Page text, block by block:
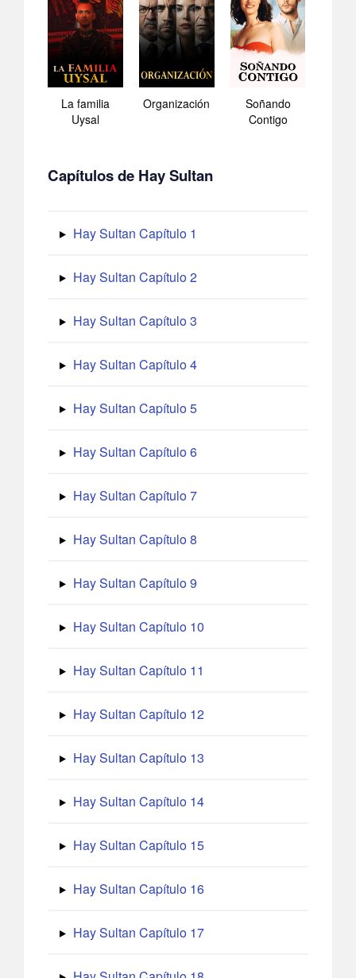
La familia
Uysal
Organización
Soñando
Contigo
Capítulos de Hay Sultan
Hay Sultan Capítulo 1
Hay Sultan Capítulo 2
Hay Sultan Capítulo 3
Hay Sultan Capítulo 4
Hay Sultan Capítulo 5
Hay Sultan Capítulo 6
Hay Sultan Capítulo 7
Hay Sultan Capítulo 8
Hay Sultan Capítulo 9
Hay Sultan Capítulo 10
Hay Sultan Capítulo 11
Hay Sultan Capítulo 12
Hay Sultan Capítulo 13
Hay Sultan Capítulo 14
Hay Sultan Capítulo 15
Hay Sultan Capítulo 16
Hay Sultan Capítulo 17